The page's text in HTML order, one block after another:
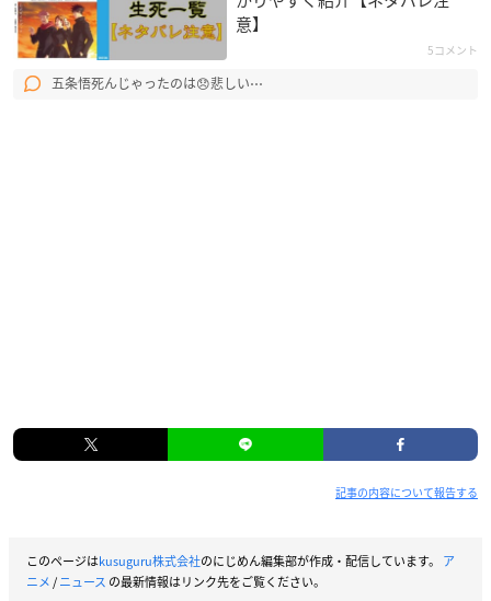
意】
5コメント
五条悟死んじゃったのは😞悲しい⋯
記事の内容について報告する
このページはkusuguru株式会社のにじめん編集部が作成・配信しています。 ア
ニメ/ニュース の最新情報はリンク先をご覧ください。